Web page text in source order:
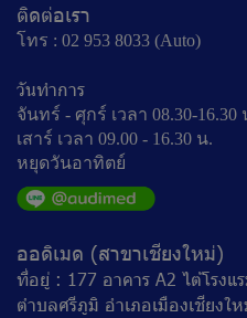
ติดต่อเรา
โทร : 02 953 8033 (Auto)
วันทำการ
จันทร์ - ศุกร์ เวลา 08.30-16.30
เสาร์ เวลา 09.00 - 16.30 น.
หยุดวันอาทิตย์
ออดิเมด (สาขาเชียงใหม่)
ที่อยู่ : 177 อาคาร A2 ไต้โรงแ
ตำบลศรีภูมิ อำเภอเมืองเชียงใ